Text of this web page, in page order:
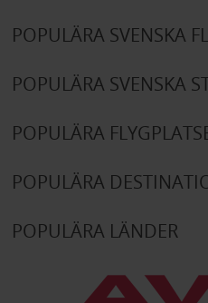
POPULÄRA SVENSKA
POPULÄRA SVENSKA
POPULÄRA
POPULÄRA
POPULÄRA LÄNDER